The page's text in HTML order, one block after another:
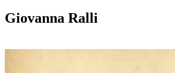
Giovanna Ralli